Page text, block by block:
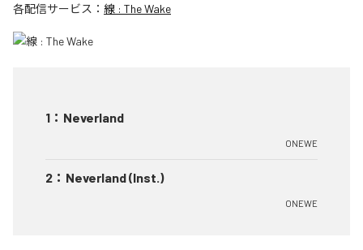
各配信サービス： 線 : The Wake
1 ： Neverland
ONEWE
2 ： Neverland (Inst.)
ONEWE